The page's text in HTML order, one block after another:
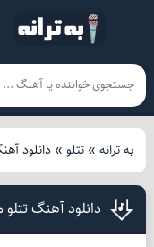
به ترانه» تتلو» دانلود
دانلود آهنگ